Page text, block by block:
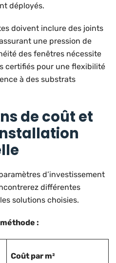
déployés.
doivent inclure des joints
une pression de
des fenêtres nécessite
certifiés pour une flexibilité
à des substrats
de coût et
d’investissement
différentes
solutions choisies.
:
Coût par m²